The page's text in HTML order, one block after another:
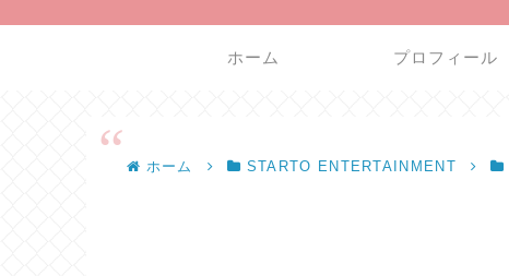
ホーム プロフィール
ホーム STARTO ENTERTAINMENT